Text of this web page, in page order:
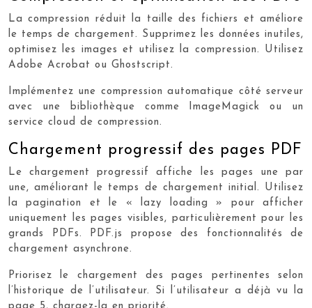
La compression réduit la taille des fichiers et améliore
le temps de chargement. Supprimez les données inutiles,
optimisez les images et utilisez la compression. Utilisez
Adobe Acrobat ou Ghostscript.
Implémentez une compression automatique côté serveur
avec une bibliothèque comme ImageMagick ou un
service cloud de compression.
Chargement progressif des pages PDF
Le chargement progressif affiche les pages une par
une, améliorant le temps de chargement initial. Utilisez
la pagination et le « lazy loading » pour afficher
uniquement les pages visibles, particulièrement pour les
grands PDFs. PDF.js propose des fonctionnalités de
chargement asynchrone.
Priorisez le chargement des pages pertinentes selon
l’historique de l’utilisateur. Si l’utilisateur a déjà vu la